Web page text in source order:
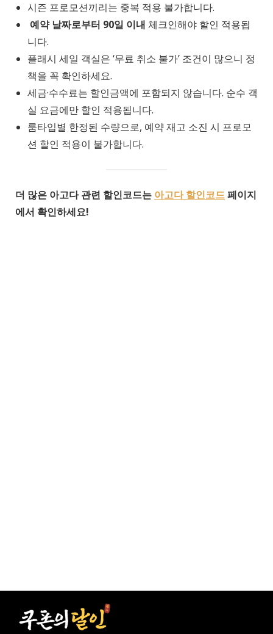
시즌 프로모션끼리는 중복 적용 불가합니다.
예약 날짜로부터 90일 이내 체크인해야 할인 적용됩
니다.
플래시 세일 객실은 ‘무료 취소 불가’ 조건이 많으니 정
책을 꼭 확인하세요.
세금·수수료는 할인금액에 포함되지 않습니다. 순수 객
실 요금에만 할인 적용됩니다.
룸타입별 한정된 수량으로, 예약 재고 소진 시 프로모
션 할인 적용이 불가합니다.
더 많은 아고다 관련 할인코드는 아고다 할인코드페이지
에서 확인하세요!